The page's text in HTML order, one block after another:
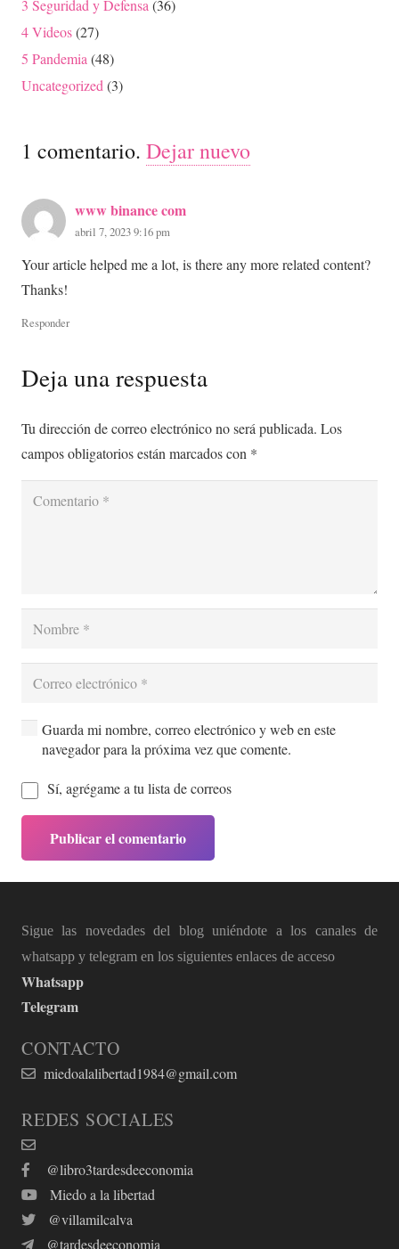
3 Seguridad y Defensa (36)
4 Videos(27)
5 Pandemia (48)
Uncategorized (3)
1 comentario. Dejar nuevo
www binance com
abril 7, 2023 9:16 pm
Your article helped me a lot, is there any more related content?
Thanks!
Responder
Deja una respuesta
Tu dirección de correo electrónico no será publicada. Los
campos obligatorios están marcados con *
Guarda mi nombre, correo electrónico y web en este
navegador para la próxima vez que comente.
Sí, agrégame a tu lista de correos
Publicar el comentario
Sigue las novedades del blog uniéndote a los canales de
whatsapp y telegram en los siguientes enlaces de acceso
Whatsapp
Telegram
CONTACTO
miedoalalibertad1984@gmail.com
REDES SOCIALES
@libro3tardesdeeconomia
Miedo a la libertad
@villamilcalva
@tardesdeeconomia